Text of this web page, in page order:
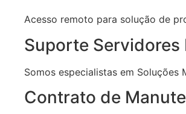
Acesso remoto para solução de
Suporte
Somos especialistas em
Contrato de